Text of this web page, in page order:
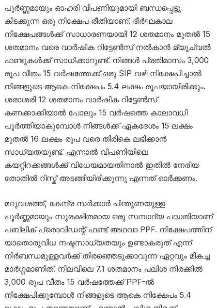
പൂർണ്ണമായും ഓഹരി വിപണിയുമായി ബന്ധപ്പെട്ടു
കിടക്കുന്ന ഒരു നിക്ഷേപ രീതിയാണ്. ദീർഘകാല
നിക്ഷേപങ്ങൾക്ക് സാധാരണയായി 12 ശതമാനം മുതൽ 15
ശതമാനം വരെ വാർഷിക റിട്ടേൺസ് നൽകാൻ മ്യൂച്വൽ
ഫണ്ടുകൾക്ക് സാധിക്കാറുണ്ട്. നിങ്ങൾ പ്രതിമാസം 3,000
രൂപ വീതം 15 വർഷത്തേക്ക് ഒരു SIP വഴി നിക്ഷേപിച്ചാൽ
നിങ്ങളുടെ ആകെ നിക്ഷേപം 5.4 ലക്ഷം രൂപയായിരിക്കും.
ശരാശരി 12 ശതമാനം വാർഷിക റിട്ടേൺസ്
കണക്കാക്കിയാൽ പോലും 15 വർഷത്തെ കാലാവധി
പൂർത്തിയാകുമ്പോൾ നിങ്ങൾക്ക് ഏകദേശം 15 ലക്ഷം
മുതൽ 16 ലക്ഷം രൂപ വരെ തിരികെ ലഭിക്കാൻ
സാധ്യതയുണ്ട്. എന്നാൽ വിപണിയിലെ
കയറ്റിറക്കങ്ങൾക്ക് വിധേയമായതിനാൽ ഇതിൽ നേരിയ
തോതിൽ റിസ്ക് അടങ്ങിയിരിക്കുന്നു എന്നത് ഓർക്കണം.
മറുവശത്ത്, കേന്ദ്ര സർക്കാർ പിന്തുണയുള്ള
പൂർണ്ണമായും സുരക്ഷിതമായ ഒരു സമ്പാദ്യ പദ്ധതിയാണ്
പബ്ലിക് പ്രൊവിഡന്റ് ഫണ്ട് അഥവാ PPF. നിക്ഷേപത്തിന്
യാതൊരുവിധ നഷ്ടസാധ്യതയും ഉണ്ടാകരുത് എന്ന്
നിർബന്ധമുള്ളവർക്ക് തിരഞ്ഞെടുക്കാവുന്ന ഏറ്റവും മികച്ച
മാർഗ്ഗമാണിത്. നിലവിലെ 7.1 ശതമാനം പലിശ നിരക്കിൽ
3,000 രൂപ വീതം 15 വർഷത്തേക്ക് PPF-ൽ
നിക്ഷേപിക്കുമ്പോൾ നിങ്ങളുടെ ആകെ നിക്ഷേപം 5.4